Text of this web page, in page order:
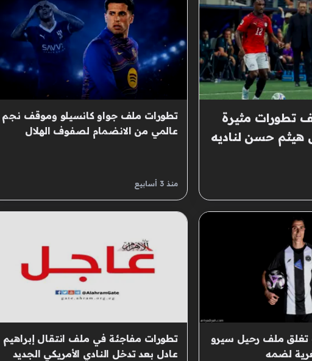
تطورات مثيرة
هيثم حسن لناديه
تطورات ملف جواو كانسيلو وموقف نجم
عالمي من الانضمام لصفوف الهلال
منذ 3 أسابيع
تغلق ملف رحيل سيرو
لضمه
تطورات مفاجئة في ملف انتقال إبراهيم
عادل بعد تدخل النادي الأمريكي الجديد